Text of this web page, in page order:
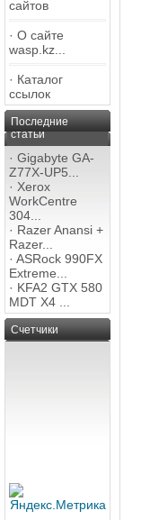
сайтов
· О сайте
wasp.kz...
· Каталог
ссылок
Последние
статьи
· Gigabyte GA-
Z77X-UP5...
· Xerox
WorkCentre
304...
· Razer Anansi +
Razer...
· ASRock 990FX
Extreme...
· KFA2 GTX 580
MDT X4 ...
Счетчики